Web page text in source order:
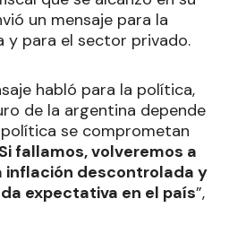
un mensaje para la
y para el sector privado.
habló para la política,
de la argentina depende
se comprometan
fallamos, volveremos a
inflación descontrolada y
expectativa en el país”,